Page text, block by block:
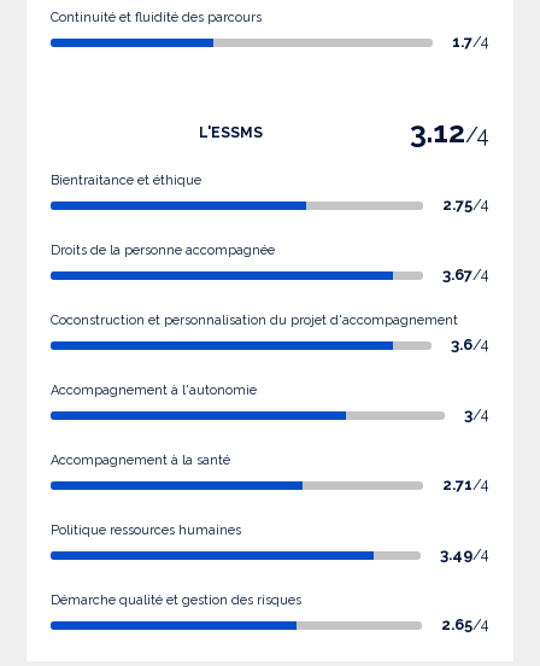
Continuité et fluidité des parcours
1.7/4
L'ESSMS 3.12/4
Bientraitance et éthique
2.75/4
Droits de la personne accompagnée
3.67/4
Coconstruction et personnalisation du projet d'accompagnement
3.6/4
Accompagnement à l'autonomie
3/4
Accompagnement à la santé
2.71/4
Politique ressources humaines
3.49/4
Démarche qualité et gestion des risques
2.65/4